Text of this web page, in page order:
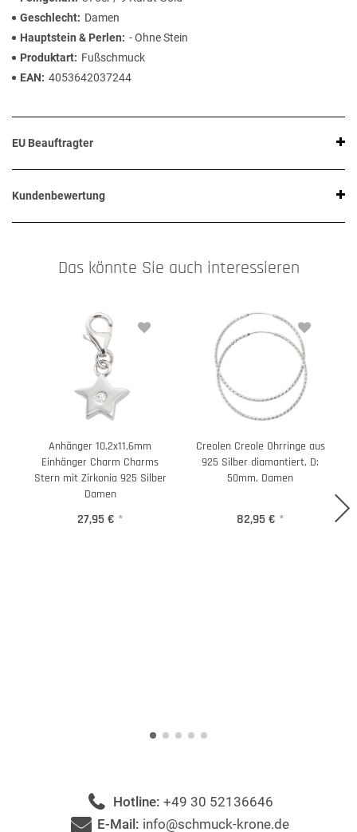
Geschlecht
Damen
Hauptstein & Perlen
- Ohne Stein
Produktart
Fußschmuck
EAN
4053642037244
EU Beauftragter
Kundenbewertung
Das könnte Sie auch interessieren
Anhänger 10,2x11,6mm
Einhänger Charm Charms
Stern mit Zirkonia 925 Silber
Damen
27,95 € *
Creolen Creole Ohrringe aus
925 Silber diamantiert, D:
50mm, Damen
82,95 € *
Hotline: +49 30 52136646
E-Mail: info@schmuck-krone.de